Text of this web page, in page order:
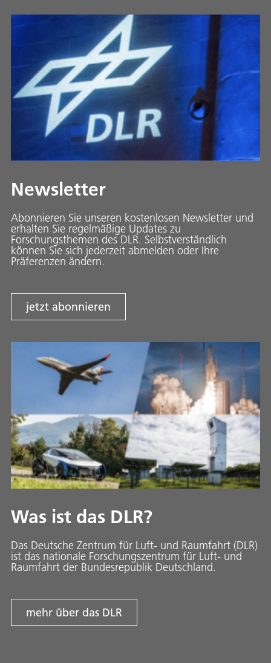
Newsletter
Abonnieren Sie unseren kostenlosen Newsletter und
erhalten Sie regelmäßige Updates zu
Forschungsthemen des DLR. Selbstverständlich
können Sie sich jederzeit abmelden oder Ihre
Präferenzen ändern.
jetzt abonnieren
Was ist das DLR?
Das Deutsche Zentrum für Luft- und Raumfahrt (DLR)
ist das nationale Forschungszentrum für Luft- und
Raumfahrt der Bundesrepublik Deutschland.
mehr über das DLR